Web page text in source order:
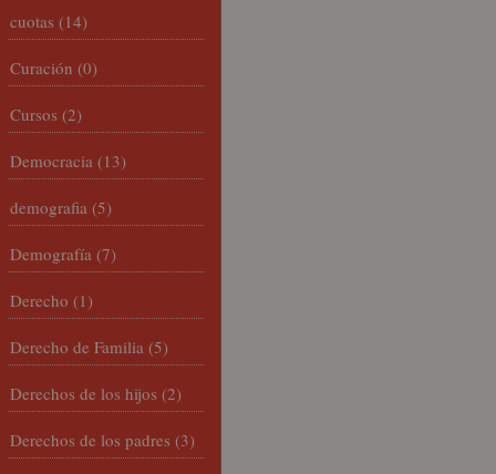
cuotas (14)
Curación (0)
Cursos (2)
Democracia (13)
demografia (5)
Demografía (7)
Derecho (1)
Derecho de Familia (5)
Derechos de los hijos (2)
Derechos de los padres (3)